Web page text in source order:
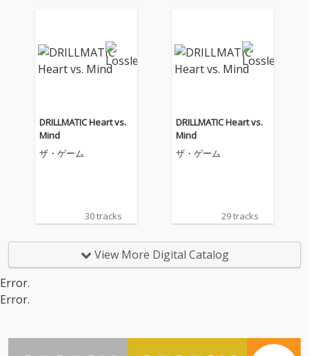
DRILLMATIC Heart vs.
Mind
ザ・ゲーム
30 tracks
DRILLMATIC Heart vs.
Mind
ザ・ゲーム
29 tracks
View More Digital Catalog
Error.
Error.